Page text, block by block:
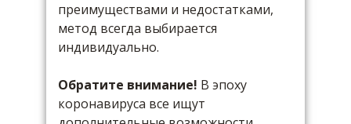
преимуществами и недостатками,
метод всегда выбирается
индивидуально.
Обратите внимание! В эпоху
коронавируса все ищут